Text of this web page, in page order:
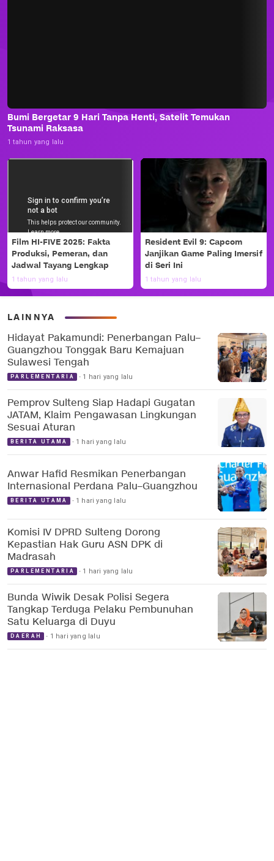
Bumi Bergetar 9 Hari Tanpa Henti, Satelit Temukan
Tsunami Raksasa
1 tahun yang lalu
Film HI-FIVE 2025: Fakta
Produksi, Pemeran, dan
Jadwal Tayang Lengkap
1 tahun yang lalu
Resident Evil 9: Capcom
Janjikan Game Paling Imersif
di Seri Ini
1 tahun yang lalu
LAINNYA
Hidayat Pakamundi: Penerbangan Palu–
Guangzhou Tonggak Baru Kemajuan
Sulawesi Tengah
PARLEMENTARIA 1 hari yang lalu
Pemprov Sulteng Siap Hadapi Gugatan
JATAM, Klaim Pengawasan Lingkungan
Sesuai Aturan
BERITA UTAMA 1 hari yang lalu
Anwar Hafid Resmikan Penerbangan
Internasional Perdana Palu–Guangzhou
BERITA UTAMA 1 hari yang lalu
Komisi IV DPRD Sulteng Dorong
Kepastian Hak Guru ASN DPK di
Madrasah
PARLEMENTARIA 1 hari yang lalu
Bunda Wiwik Desak Polisi Segera
Tangkap Terduga Pelaku Pembunuhan
Satu Keluarga di Duyu
DAERAH 1 hari yang lalu